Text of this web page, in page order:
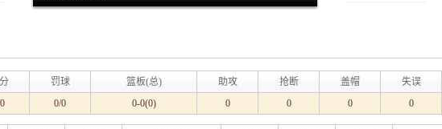
罚球 篮板(总) 助攻 抢断 盖帽 失误
0/0 0-0(0) 0 0 0 0